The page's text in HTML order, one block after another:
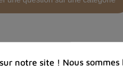
black sheen
esthétique, appréciée pour
Selon l'angle de
notre site ! Nous